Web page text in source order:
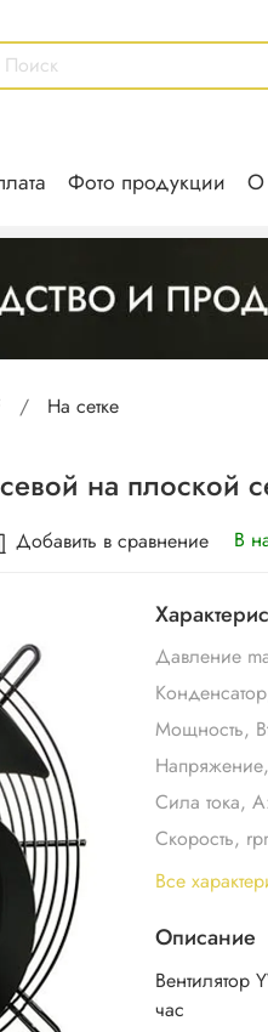
Фото продукции О
На сетке
на плоской
Добавить в сравнение В
Давление
Мощность,
Сила тока, А:
Скорость,
Все
Описание
Вентилятор
час